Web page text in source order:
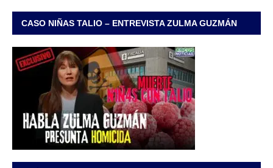
CASO NIÑAS TALIO – ENTREVISTA ZULMA GUZMÁN